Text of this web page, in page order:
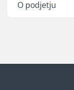
O podjetju